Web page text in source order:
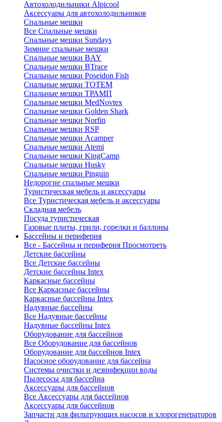
Автохолодильники Alpicool
Аксессуары для автохолодильников
Спальные мешки
Все Спальные мешки
Спальные мешки Sundays
Зимние спальные мешки
Спальные мешки BAY
Спальные мешки BTrace
Спальные мешки Poseidon Fish
Спальные мешки ТОТЕМ
Спальные мешки ТРАМП
Cпальные мешки MedNovtex
Спальные мешки Golden Shark
Спальные мешки Norfin
Спальные мешки RSP
Спальные мешки Acamper
Спальные мешки Atemi
Спальные мешки KingCamp
Спальные мешки Husky
Спальные мешки Pinguin
Недорогие спальные мешки
Туристическая мебель и аксессуары
Все Туристическая мебель и аксессуары
Складная мебель
Посуда туристическая
Газовые плиты, грили, горелки и баллоны
Бассейны и периферия
Все - Бассейны и периферия Просмотреть
Детские бассейны
Все Детские бассейны
Детские бассейны Intex
Каркасные бассейны
Все Каркасные бассейны
Каркасные бассейны Intex
Надувные бассейны
Все Надувные бассейны
Надувные бассейны Intex
Оборудование для бассейнов
Все Оборудование для бассейнов
Оборудование для бассейнов Intex
Насосное оборудование для бассейна
Системы очистки и дезинфекции воды
Пылесосы для бассейна
Аксессуары для бассейнов
Все Аксессуары для бассейнов
Аксессуары для бассейнов
Запчасти для фильтрующих насосов и хлорогенераторов